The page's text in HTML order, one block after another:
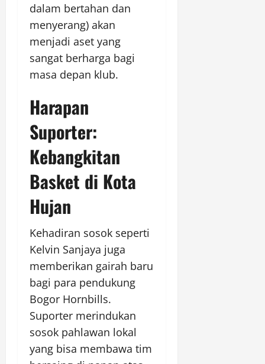
dalam bertahan dan
menyerang) akan
menjadi aset yang
sangat berharga bagi
masa depan klub.
Harapan
Suporter:
Kebangkitan
Basket di Kota
Hujan
Kehadiran sosok seperti
Kelvin Sanjaya juga
memberikan gairah baru
bagi para pendukung
Bogor Hornbills.
Suporter merindukan
sosok pahlawan lokal
yang bisa membawa tim